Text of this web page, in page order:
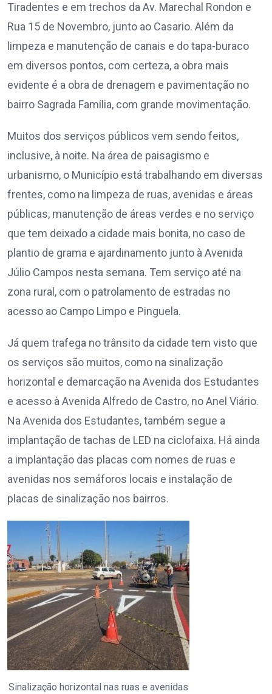
Tiradentes e em trechos da Av. Marechal Rondon e
Rua 15 de Novembro, junto ao Casario. Além da
limpeza e manutenção de canais e do tapa-buraco
em diversos pontos, com certeza, a obra mais
evidente é a obra de drenagem e pavimentação no
bairro Sagrada Família, com grande movimentação.
Muitos dos serviços públicos vem sendo feitos,
inclusive, à noite. Na área de paisagismo e
urbanismo, o Município está trabalhando em diversas
frentes, como na limpeza de ruas, avenidas e áreas
públicas, manutenção de áreas verdes e no serviço
que tem deixado a cidade mais bonita, no caso de
plantio de grama e ajardinamento junto à Avenida
Júlio Campos nesta semana. Tem serviço até na
zona rural, com o patrolamento de estradas no
acesso ao Campo Limpo e Pinguela.
Já quem trafega no trânsito da cidade tem visto que
os serviços são muitos, como na sinalização
horizontal e demarcação na Avenida dos Estudantes
e acesso à Avenida Alfredo de Castro, no Anel Viário.
Na Avenida dos Estudantes, também segue a
implantação de tachas de LED na ciclofaixa. Há ainda
a implantação das placas com nomes de ruas e
avenidas nos semáforos locais e instalação de
placas de sinalização nos bairros.
Sinalização horizontal nas ruas e avenidas